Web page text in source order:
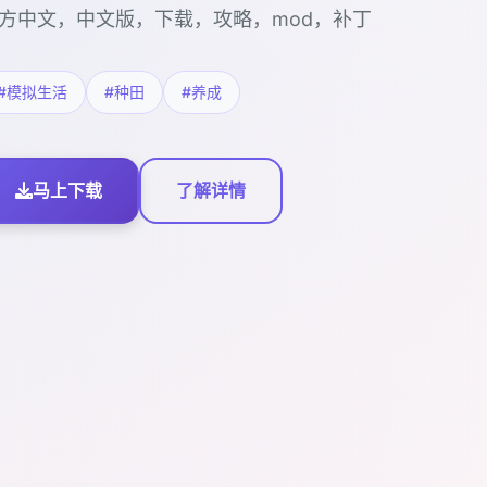
中文，中文版，下载，攻略，mod，补丁
模拟生活 #种田 #养成
马上下载 了解详情